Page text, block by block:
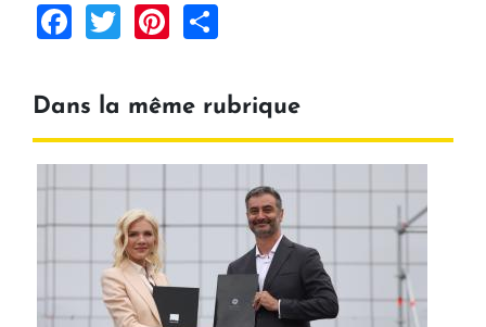
Facebook
TwitterPinterest
Dans la même rubrique